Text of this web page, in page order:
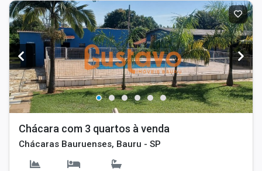
Chácara com 3 quartos à venda
Chácaras Bauruenses, Bauru - SP